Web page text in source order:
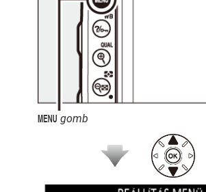
G gomb